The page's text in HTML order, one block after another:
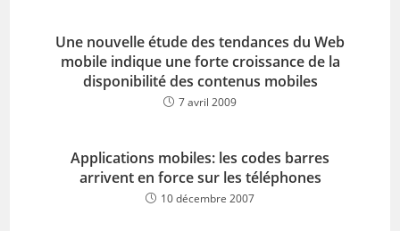
Une nouvelle étude des tendances du Web
mobile indique une forte croissance de la
disponibilité des contenus mobiles
7 avril 2009
Applications mobiles: les codes barres
arrivent en force sur les téléphones
10 décembre 2007